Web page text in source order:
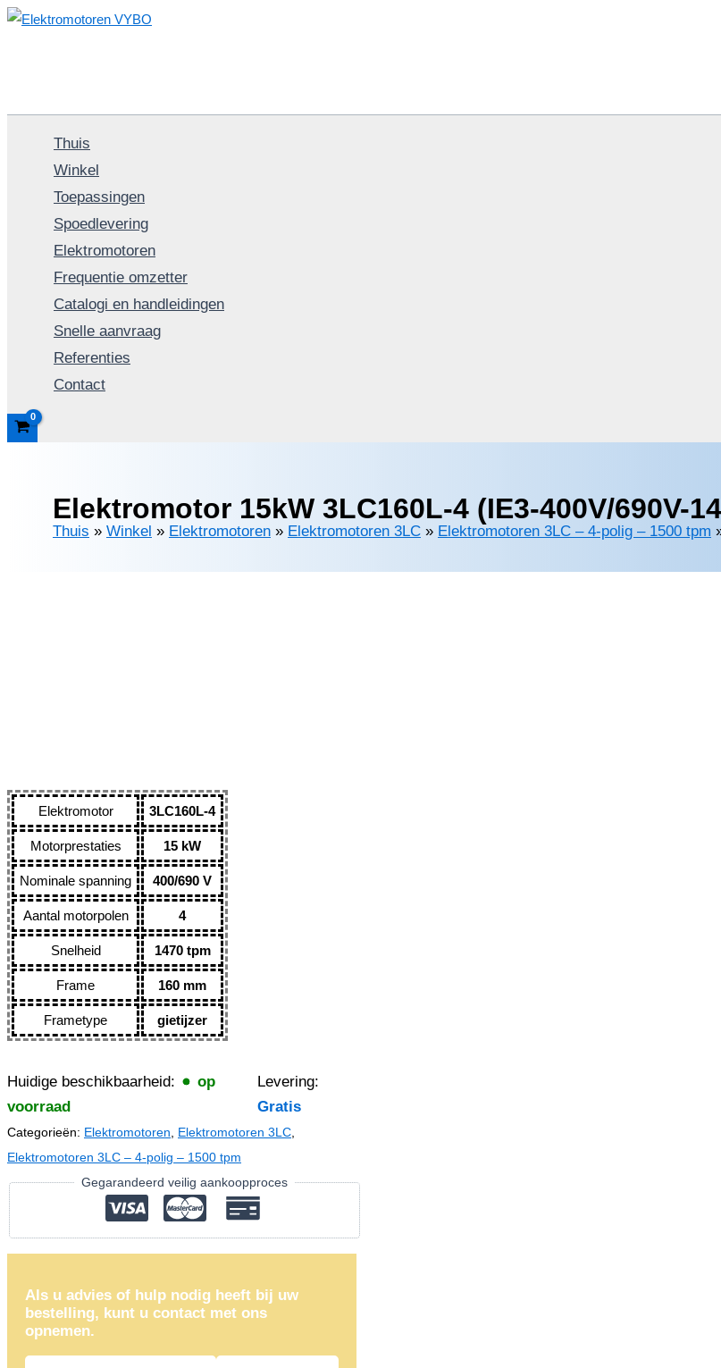
Spring
Thuis
Winkel
Toepassingen
Spoedlevering
Elektromotoren
Frequentie omzetter
Catalogi en handleidingen
Snelle aanvraag
Referenties
Contact
Elektromotor 15kW 3LC160L-4 (IE3-400V/690V-
Thuis » Winkel » Elektromotoren » Elektromotoren 3LC » Elektromotoren 3LC – 4-polig – 1500 tpm
Elektromotor 3LC160L-4
Motorprestaties 15 kW
Nominale spanning 400/690 V
Aantal motorpolen 4
Snelheid 1470 tpm
Frame 160 mm
Frametype gietijzer
Huidige beschikbaarheid:
op
voorraad
Levering:
Gratis
Categorieën: Elektromotoren, Elektromotoren 3LC,
Elektromotoren 3LC – 4-polig – 1500 tpm
Gegarandeerd veilig aankoopproces
Als u advies of hulp nodig heeft bij uw
bestelling, kunt u contact met ons
opnemen.